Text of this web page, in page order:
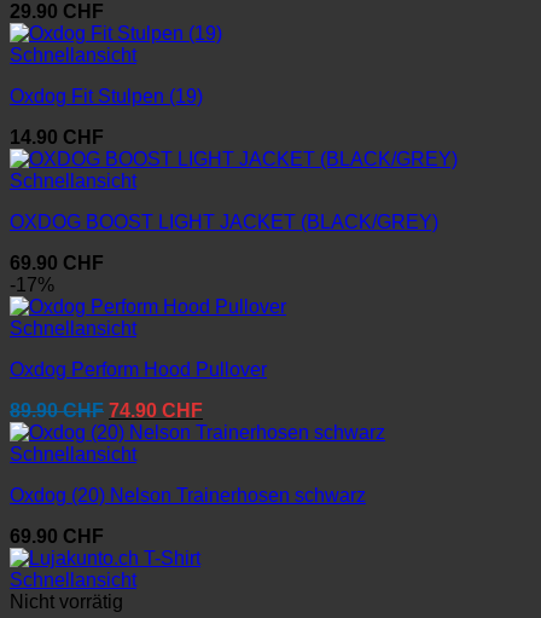
29.90 CHF
Schnellansicht
Oxdog Fit Stulpen (19)
14.90 CHF
Schnellansicht
OXDOG BOOST LIGHT JACKET (BLACK/GREY)
69.90 CHF
-17%
Schnellansicht
Oxdog Perform Hood Pullover
89.90CHF Ursprünglicher
Preis
war:
74.90 CHFAktueller
Preis
Schnellansicht
Oxdog (20) Nelson Trainerhosen schwarz
69.90 CHF
Schnellansicht
Nicht vorrätig